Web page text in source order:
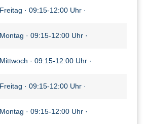
Freitag · 09:15-12:00 Uhr ·
Montag · 09:15-12:00 Uhr ·
Mittwoch · 09:15-12:00 Uhr ·
Freitag · 09:15-12:00 Uhr ·
Montag · 09:15-12:00 Uhr ·